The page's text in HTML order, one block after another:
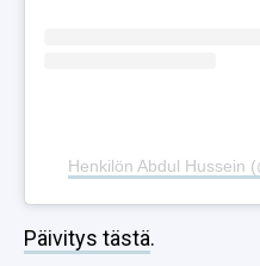
Henkilön Abdul Hussein
Päivitys tästä.